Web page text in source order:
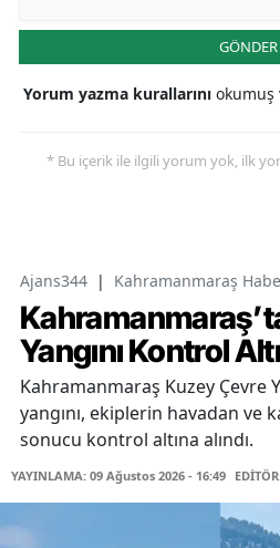
GÖNDER
Yorum yazma kurallarını okumuş
* Bu içerik ile ilgili yorum yok, ilk
Ajans344 | Kahramanmaraş
Yangını Kontrol
Kahramanmaraş Kuzey Çevre
yangını, ekiplerin havadan ve
sonucu kontrol altına alındı.
YAYINLAMA: 09 Ağustos 2026 - 16:49